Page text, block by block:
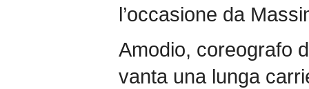
l’occasione da
Amodio, coreografo
vanta una lunga